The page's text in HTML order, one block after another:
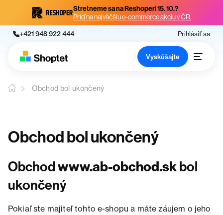
Stretneme sa na Reshoperi 15. 10.?
Príď na najväčšiu e-commerce akciu v ČR.
+421 948 922 444 Prihlásiť sa
Vyskúšajte
Obchod bol ukončený
Obchod bol ukončený
Obchodwww.ab-obchod.skbol
ukončený
Pokiaľ ste majiteľ tohto e-shopu a máte záujem o jeho